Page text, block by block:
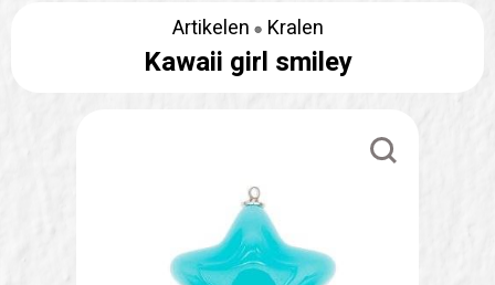
Artikelen Kralen
Kawaii girl smiley